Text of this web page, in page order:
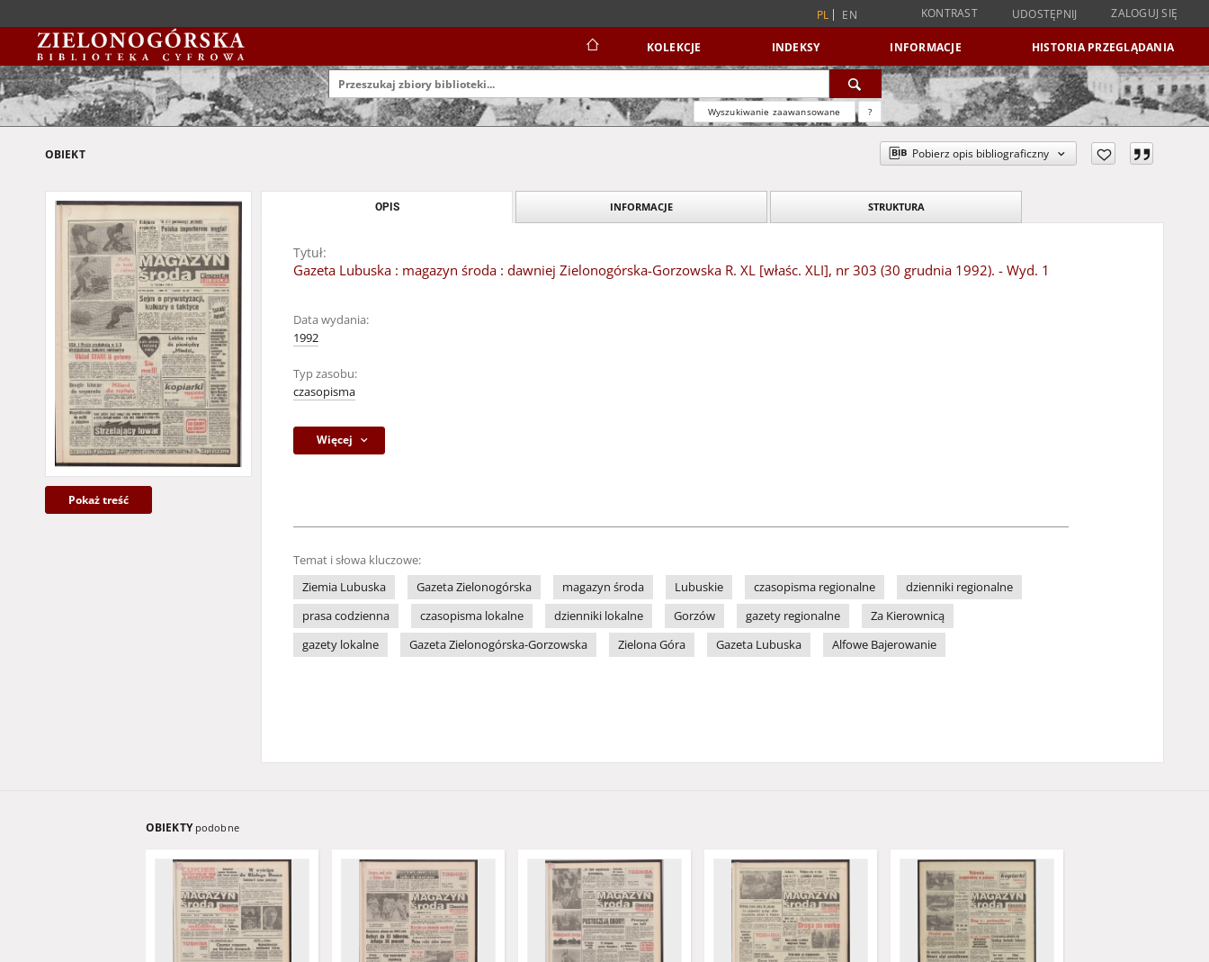
PL EN KONTRAST UDOSTĘPNIJ ZALOGUJ SIĘ
KOLEKCJE INDEKSY INFORMACJE HISTORIA PRZEGLĄDANIA
Wyszukiwanie zaawansowane ?
OBIEKT Pobierz opis bibliograficzny
Pokaż treść
OPIS INFORMACJE STRUKTURA
Tytuł:
Gazeta Lubuska : magazyn środa : dawniej Zielonogórska-Gorzowska R. XL [właśc. XLI], nr 303 (30 grudnia 1992). - Wyd. 1
Data wydania:
1992
Typ zasobu:
czasopisma
Więcej
Temat i słowa kluczowe:
Ziemia Lubuska
Gazeta Zielonogórska magazyn środa Lubuskie czasopisma regionalne
dzienniki regionalne
prasa codzienna
czasopisma lokalne dzienniki lokalne Gorzów gazety regionalne
Za Kierownicą
gazety lokalne
Gazeta Zielonogórska-Gorzowska Zielona Góra Gazeta Lubuska Alfowe Bajerowanie
OBIEKTY podobne